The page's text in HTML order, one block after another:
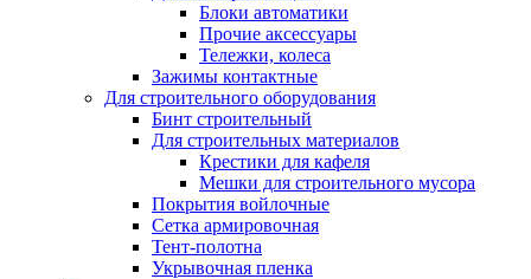
Блоки автоматики
Прочие аксессуары
Тележки, колеса
Зажимы контактные
Для строительного оборудования
Бинт строительный
Для строительных материалов
Крестики для кафеля
Мешки для строительного мусора
Покрытия войлочные
Сетка армировочная
Тент-полотна
Укрывочная пленка